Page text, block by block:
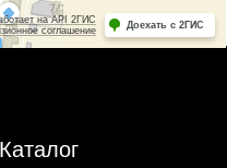
Каталог